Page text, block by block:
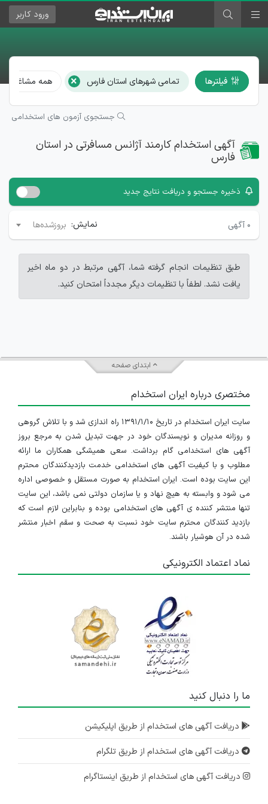
ورود کاربر
فیلترها تمامی شهرهای استان فارس × همه مشاغل
جستجوی آزمون های استخدامی
آگهی استخدام کارمند آژانس مسافرتی در استان
فارس
ذخیره جستجو و دریافت نتایج جدید
۰ آگهی نمایش: بروزشده‌ها
طبق تنظیمات انجام گرفته شما، آگهی مرتبط در دو ماه اخیر
یافت نشد. لطفاً با تنظیمات دیگر مجدداً امتحان کنید.
ابتدای صفحه
مختصری درباره ایران استخدام
سایت ایران استخدام در تاریخ ۱۳۹۱/۱/۱۰ راه اندازی شد و با تلاش گروهی
و روزانه مدیران و نویسندگان خود در جهت تبدیل شدن به مرجع بروز
آگهی های استخدامی گام برداشت. سعی همیشگی همکاران ما ارائه
مطلوب و با کیفیت آگهی های استخدامی خدمت بازدیدکنندگان محترم
این سایت بوده است. ایران استخدام به صورت مستقل و خصوصی اداره
می شود و وابسته به هیچ نهاد و یا سازمان دولتی نمی باشد، این سایت
تنها منتشر کننده ی آگهی های استخدامی بوده و بنابراین لازم است که
بازدید کنندگان محترم سایت خود نسبت به صحت و سقم اخبار منتشر
شده در آن هوشیار باشند.
نماد اعتماد الکترونیکی
ما را دنبال کنید
دریافت آگهی های استخدام از طریق اپلیکیشن
دریافت آگهی های استخدام از طریق تلگرام
دریافت آگهی های استخدام از طریق اینستاگرام